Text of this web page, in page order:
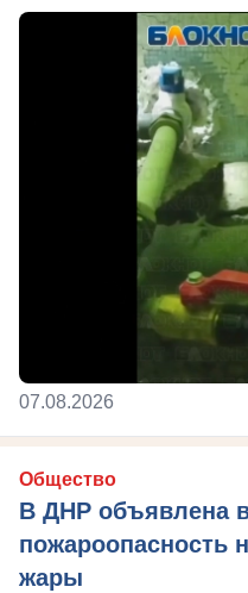
07.08.2026
Общество
В ДНР объявлена
пожароопасность
жары